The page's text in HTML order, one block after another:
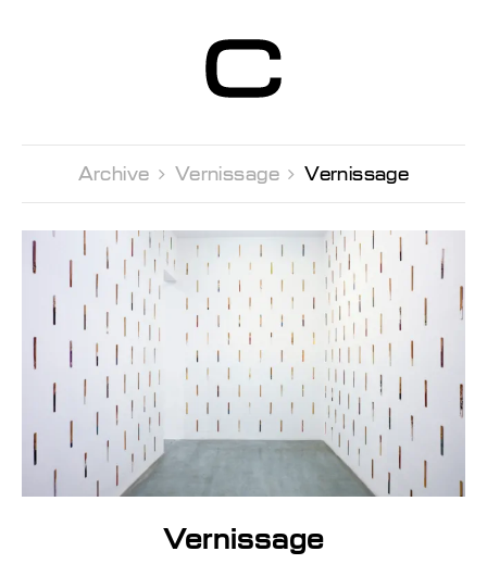
Contemporain
Genève
Archive  Vernissage  Vernissage
Vernissage